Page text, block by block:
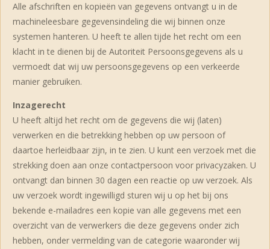
Alle afschriften en kopieën van gegevens ontvangt u in de
machineleesbare gegevensindeling die wij binnen onze
systemen hanteren. U heeft te allen tijde het recht om een
klacht in te dienen bij de Autoriteit Persoonsgegevens als u
vermoedt dat wij uw persoonsgegevens op een verkeerde
manier gebruiken.
Inzagerecht
U heeft altijd het recht om de gegevens die wij (laten)
verwerken en die betrekking hebben op uw persoon of
daartoe herleidbaar zijn, in te zien. U kunt een verzoek met die
strekking doen aan onze contactpersoon voor privacyzaken. U
ontvangt dan binnen 30 dagen een reactie op uw verzoek. Als
uw verzoek wordt ingewilligd sturen wij u op het bij ons
bekende e-mailadres een kopie van alle gegevens met een
overzicht van de verwerkers die deze gegevens onder zich
hebben, onder vermelding van de categorie waaronder wij